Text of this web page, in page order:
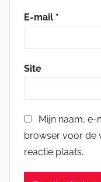
E-mail *
Site
Mijn naam, e-
browser voor de
reactie plaats.